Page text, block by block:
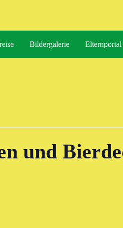
Bildergalerie Elternportal
und